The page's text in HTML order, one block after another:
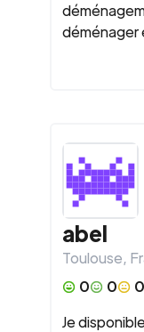
déménager
abel
Toulouse,
0
0 0
Je